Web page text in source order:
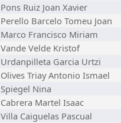
Pons Ruiz Joan Xavier
Perello Barcelo Tomeu Joan
Marco Francisco Miriam
Vande Velde Kristof
Urdanpilleta Garcia Urtzi
Olives Triay Antonio Ismael
Spiegel Nina
Cabrera Martel Isaac
Villa Caiguelas Pascual